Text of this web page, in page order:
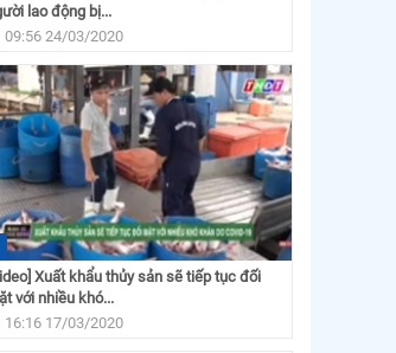
lao động bị...
09:56 24/03/2020
Xuất khẩu thủy sản sẽ tiếp tục đối
với nhiều khó...
16:16 17/03/2020